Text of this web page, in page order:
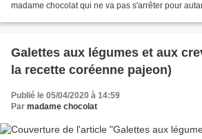
madame chocolat qui ne va pas s'arrêter pour
Galettes aux légumes et aux
la recette coréenne pajeon)
Publié le 05/04/2020 à 14:59
Par madame chocolat